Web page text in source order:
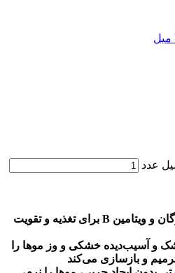
ترکیبات کلیدی روغن آرگان و ویتامین B برای تغذیه و تقویت
و آسیب‌دیده خشکی و وز موها را
و بازسازی می‌کند